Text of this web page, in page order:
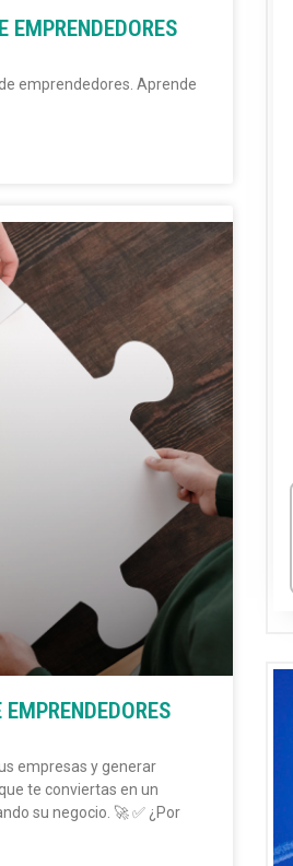
emprendedores. Aprende
empresas y generar
te conviertas en un
su negocio. 🚀 ✅ ¿Por